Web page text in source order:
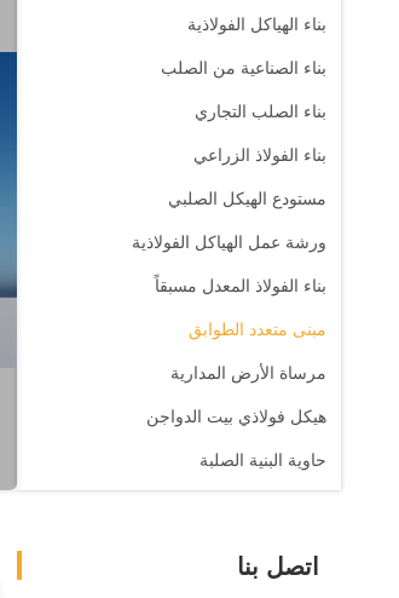
بناء الهياكل الفولاذية
بناء الصناعية من الصلب
بناء الصلب التجاري
بناء الفولاذ الزراعي
مستودع الهيكل الصلبي
ورشة عمل الهياكل الفولاذية
بناء الفولاذ المعدل مسبقاً
مبنى متعدد الطوابق
مرساة الأرض المدارية
هيكل فولاذي بيت الدواجن
حاوية البنية الصلبة
اتصل بنا